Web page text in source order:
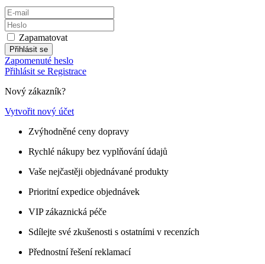
Zapamatovat
Přihlásit se
Zapomenuté heslo
Přihlásit se Registrace
Nový zákazník?
Vytvořit nový účet
Zvýhodněné ceny dopravy
Rychlé nákupy bez vyplňování údajů
Vaše nejčastěji objednávané produkty
Prioritní expedice objednávek
VIP zákaznická péče
Sdílejte své zkušenosti s ostatními v recenzích
Přednostní řešení reklamací